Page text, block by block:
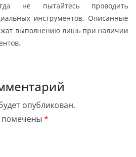
не пытайтесь проводить
инструментов. Описанные
выполнению лишь при наличии
опубликован.
помечены *